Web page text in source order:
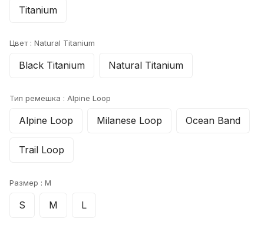
Titanium
Цвет : Natural Titanium
Black Titanium Natural Titanium
Тип ремешка : Alpine Loop
Alpine Loop Milanese Loop Ocean Band
Trail Loop
Размер : M
S M L